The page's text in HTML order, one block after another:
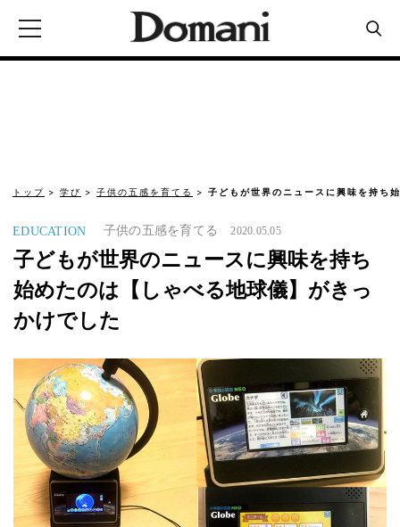
トップ 学び 子供の五感を育てる 子どもが世界のニュースに興味を持ち
EDUCATION 子供の五感を育てる 2020.05.05
子どもが世界のニュースに興味を持ち
始めたのは【しゃべる地球儀】がきっ
かけでした